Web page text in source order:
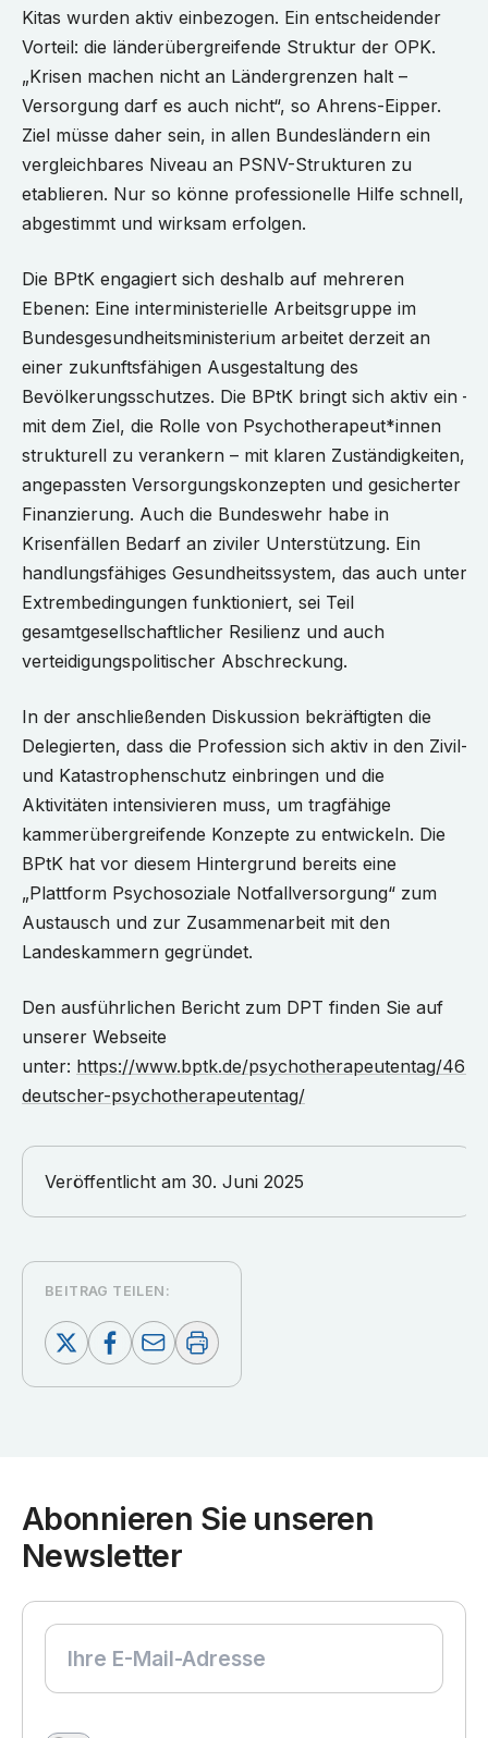
Kitas wurden aktiv einbezogen. Ein entscheidender
Vorteil: die länderübergreifende Struktur der OPK.
„Krisen machen nicht an Ländergrenzen halt –
Versorgung darf es auch nicht“, so Ahrens-Eipper.
Ziel müsse daher sein, in allen Bundesländern ein
vergleichbares Niveau an PSNV-Strukturen zu
etablieren. Nur so könne professionelle Hilfe schnell,
abgestimmt und wirksam erfolgen.
Die BPtK engagiert sich deshalb auf mehreren
Ebenen: Eine interministerielle Arbeitsgruppe im
Bundesgesundheitsministerium arbeitet derzeit an
einer zukunftsfähigen Ausgestaltung des
Bevölkerungsschutzes. Die BPtK bringt sich aktiv ein –
mit dem Ziel, die Rolle von Psychotherapeut*innen
strukturell zu verankern – mit klaren Zuständigkeiten,
angepassten Versorgungskonzepten und gesicherter
Finanzierung. Auch die Bundeswehr habe in
Krisenfällen Bedarf an ziviler Unterstützung. Ein
handlungsfähiges Gesundheitssystem, das auch unter
Extrembedingungen funktioniert, sei Teil
gesamtgesellschaftlicher Resilienz und auch
verteidigungspolitischer Abschreckung.
In der anschließenden Diskussion bekräftigten die
Delegierten, dass die Profession sich aktiv in den Zivil-
und Katastrophenschutz einbringen und die
Aktivitäten intensivieren muss, um tragfähige
kammerübergreifende Konzepte zu entwickeln. Die
BPtK hat vor diesem Hintergrund bereits eine
„Plattform Psychosoziale Notfallversorgung“ zum
Austausch und zur Zusammenarbeit mit den
Landeskammern gegründet.
Den ausführlichen Bericht zum DPT finden Sie auf
unserer Webseite
unter: https://www.bptk.de/psychotherapeutentag/46-
deutscher-psychotherapeutentag/
Veröffentlicht am 30. Juni 2025
BEITRAG TEILEN:
Abonnieren Sie unseren
Newsletter